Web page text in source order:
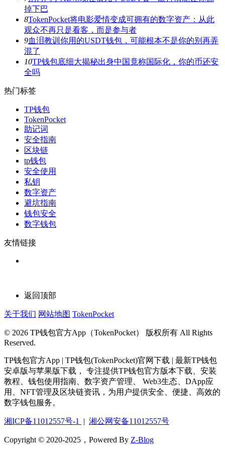
掉下巴
8TokenPocket将电影爱情变成可拥有的数字资产：从此
观众不再只是看客，而是参与者
9血泪教训你用的USDT钱包，可能根本不是你的别再弄
混了
10TP钱包底细大揭秘出身中国竟称国际化，你的币还安
全吗
热门标签
TP钱包
TokenPocket
助记词
安全指南
区块链
tp钱包
安全使用
私钥
数字资产
避坑指南
钱包安全
数字钱包
友情链接
返回顶部
关于我们 网站地图 TokenPocket
© 2026 TP钱包官方App（TokenPocket） 版权所有 All Rights
Reserved.
TP钱包官方App | TP钱包(TokenPocket)官网下载 | 最新TP钱包
安卓版与苹果版下载， 专注提供TP钱包官方版本下载、安装
教程、钱包使用指南、数字资产管理、 Web3生态、DApp应
用、NFT管理及区块链资讯，为用户提供安全、便捷、高效的
数字钱包服务。
湘ICP备11012557号-1 | 湘公网安备11012557号
Copyright © 2020-2025，Powered By Z-Blog